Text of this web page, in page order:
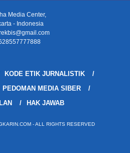
Media Center,
- Indonesia
KODE ETIK JURNALISTIK
PEDOMAN MEDIA SIBER
HAK JAWAB
- ALL RIGHTS RESERVED